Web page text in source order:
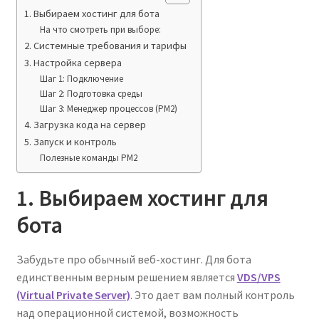
1. Выбираем хостинг для бота
На что смотреть при выборе:
2. Системные требования и тарифы
3. Настройка сервера
Шаг 1: Подключение
Шаг 2: Подготовка среды
Шаг 3: Менеджер процессов (PM2)
4. Загрузка кода на сервер
5. Запуск и контроль
Полезные команды PM2
1. Выбираем хостинг для
бота
Забудьте про обычный веб-хостинг. Для бота
единственным верным решением является VDS/VPS
(Virtual Private Server). Это дает вам полный контроль
над операционной системой, возможность